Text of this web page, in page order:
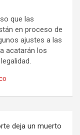
que las
en proceso de
ajustes a las
acatarán los
deja un muerto